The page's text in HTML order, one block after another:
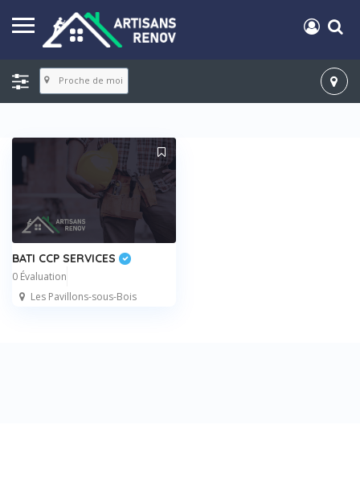
Proche de moi
BATI CCP SERVICES
0 Évaluation
Les Pavillons-sous-Bois